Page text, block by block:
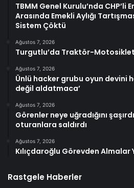
TBMM Genel Kurulu’nda CHP’li
Arasında Emekli Aylığı
Sistem Çöktü
Ağustos 7, 2026
Turgutlu’da Traktör-Motosiklet
Ağustos 7, 2026
Ünlü hacker grubu oyun devini
değil aldatmaca’
Ağustos 7, 2026
Görenler neye uğradığını
oturanlara saldırdı
Ağustos 7, 2026
Kılıçdaroğlu Görevden Almalar
Rastgele Haberler